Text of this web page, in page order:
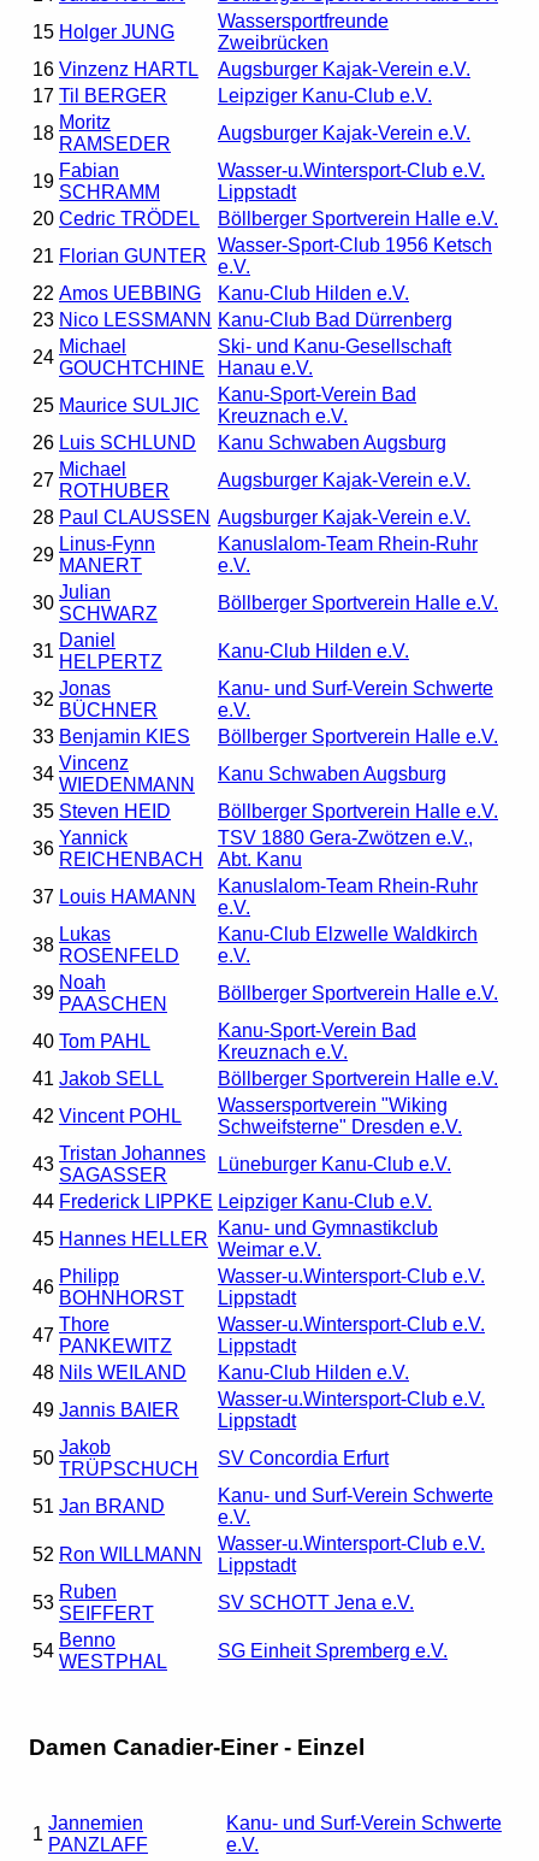
15 Holger JUNG
Wassersportfreunde
Zweibrücken
16 Vinzenz HARTL
Augsburger Kajak-Verein e.V.
17 Til BERGER
Leipziger Kanu-Club e.V.
18
Moritz
RAMSEDER
Augsburger Kajak-Verein e.V.
19
Fabian
SCHRAMM
Wasser-u.Wintersport-Club e.V.
Lippstadt
20 Cedric TRÖDEL
Böllberger Sportverein Halle e.V.
21 Florian GUNTER
Wasser-Sport-Club 1956 Ketsch
e.V.
22 Amos UEBBING
Kanu-Club Hilden e.V.
23 Nico LESSMANN Kanu-Club Bad Dürrenberg
24
Michael
GOUCHTCHINE
Ski- und Kanu-Gesellschaft
Hanau e.V.
25 Maurice SULJIC
Kanu-Sport-Verein Bad
Kreuznach e.V.
26 Luis SCHLUND
Kanu Schwaben Augsburg
27
Michael
ROTHUBER
Augsburger Kajak-Verein e.V.
28 Paul CLAUSSEN Augsburger Kajak-Verein e.V.
29
Linus-Fynn
MANERT
Kanuslalom-Team Rhein-Ruhr
e.V.
30
Julian
SCHWARZ
Böllberger Sportverein Halle e.V.
31
Daniel
HELPERTZ
Kanu-Club Hilden e.V.
32
Jonas
BÜCHNER
Kanu- und Surf-Verein Schwerte
e.V.
33 Benjamin KIES
Böllberger Sportverein Halle e.V.
34
Vincenz
WIEDENMANN
Kanu Schwaben Augsburg
35 Steven HEID
Böllberger Sportverein Halle e.V.
36
Yannick
REICHENBACH
TSV 1880 Gera-Zwötzen e.V.,
Abt. Kanu
37 Louis HAMANN
Kanuslalom-Team Rhein-Ruhr
e.V.
38
Lukas
ROSENFELD
Kanu-Club Elzwelle Waldkirch
e.V.
39
Noah
PAASCHEN
Böllberger Sportverein Halle e.V.
40 Tom PAHL
Kanu-Sport-Verein Bad
Kreuznach e.V.
41 Jakob SELL
Böllberger Sportverein Halle e.V.
42 Vincent POHL
Wassersportverein "Wiking
Schweifsterne" Dresden e.V.
43
Tristan Johannes
SAGASSER
Lüneburger Kanu-Club e.V.
44 Frederick LIPPKE Leipziger Kanu-Club e.V.
45 Hannes HELLER
Kanu- und Gymnastikclub
Weimar e.V.
46
Philipp
BOHNHORST
Wasser-u.Wintersport-Club e.V.
Lippstadt
47
Thore
PANKEWITZ
Wasser-u.Wintersport-Club e.V.
Lippstadt
48 Nils WEILAND
Kanu-Club Hilden e.V.
49 Jannis BAIER
Wasser-u.Wintersport-Club e.V.
Lippstadt
50
Jakob
TRÜPSCHUCH
SV Concordia Erfurt
51 Jan BRAND
Kanu- und Surf-Verein Schwerte
e.V.
52 Ron WILLMANN
Wasser-u.Wintersport-Club e.V.
Lippstadt
53
Ruben
SEIFFERT
SV SCHOTT Jena e.V.
54
Benno
WESTPHAL
SG Einheit Spremberg e.V.
Damen Canadier-Einer - Einzel
1
Jannemien
PANZLAFF
Kanu- und Surf-Verein Schwerte
e.V.